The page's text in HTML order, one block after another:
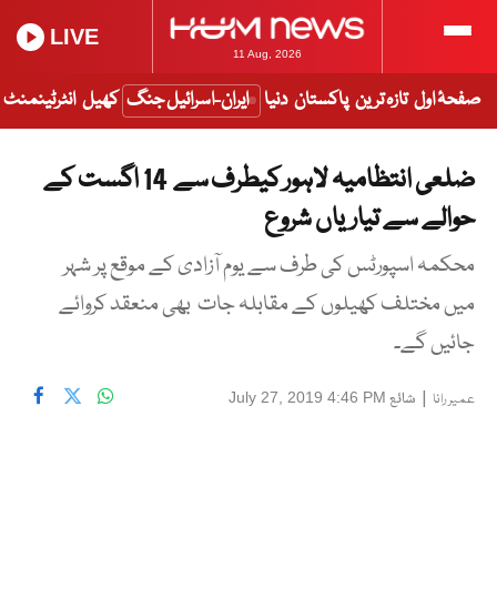
11 Aug, 2026
LIVE
صفحۂ اول تازہ ترین پاکستان دنیا ایران-اسرائیل جنگ کھیل انٹرٹینمنٹ
ضلعی انتظامیہ لاہور کیطرف سے 14 اگست کے
حوالے سے تیاریاں شروع
محکمہ اسپورٹس کی طرف سے یوم آزادی کے موقع پر شہر
میں مختلف کھیلوں کے مقابلہ جات بھی منعقد کروائے
جائیں گے۔
عمیر رانا | شائع July 27, 2019 4:46 PM